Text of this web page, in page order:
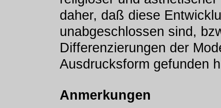
daher, daß diese
unabgeschlossen sind,
Differenzierungen der
Ausdrucksform gefunden
Anmerkungen